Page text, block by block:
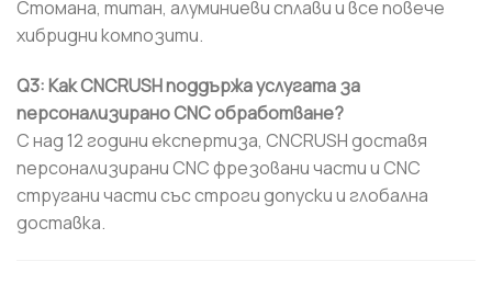
Стомана, титан, алуминиеви сплави и все повече
хибридни композити.
Q3: Как CNCRUSH поддържа услугата за
персонализирано CNC обработване?
С над 12 години експертиза, CNCRUSH доставя
персонализирани CNC фрезовани части и CNC
стругани части със строги допуски и глобална
доставка.